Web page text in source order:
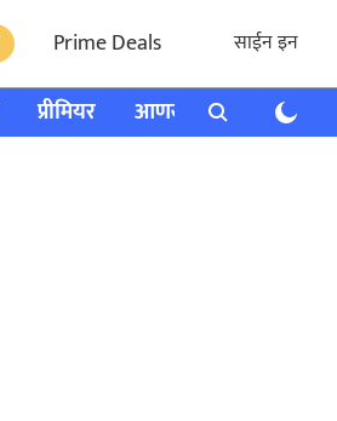
Prime Deals साईन इन
प्रीमियर आणखी राशी भविष्य